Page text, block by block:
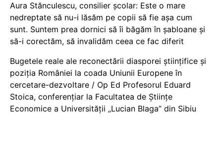
Aura Stănculescu, consilier școlar: Este o mare
nedreptate să nu-i lăsăm pe copii să fie așa cum
sunt. Suntem prea dornici să îi băgăm în șabloane și
să-i corectăm, să invalidăm ceea ce fac diferit
Bugetele reale ale reconectării diasporei științifice și
poziția României la coada Uniunii Europene în
cercetare-dezvoltare / Op Ed Profesorul Eduard
Stoica, conferențiar la Facultatea de Științe
Economice a Universității „Lucian Blaga” din Sibiu